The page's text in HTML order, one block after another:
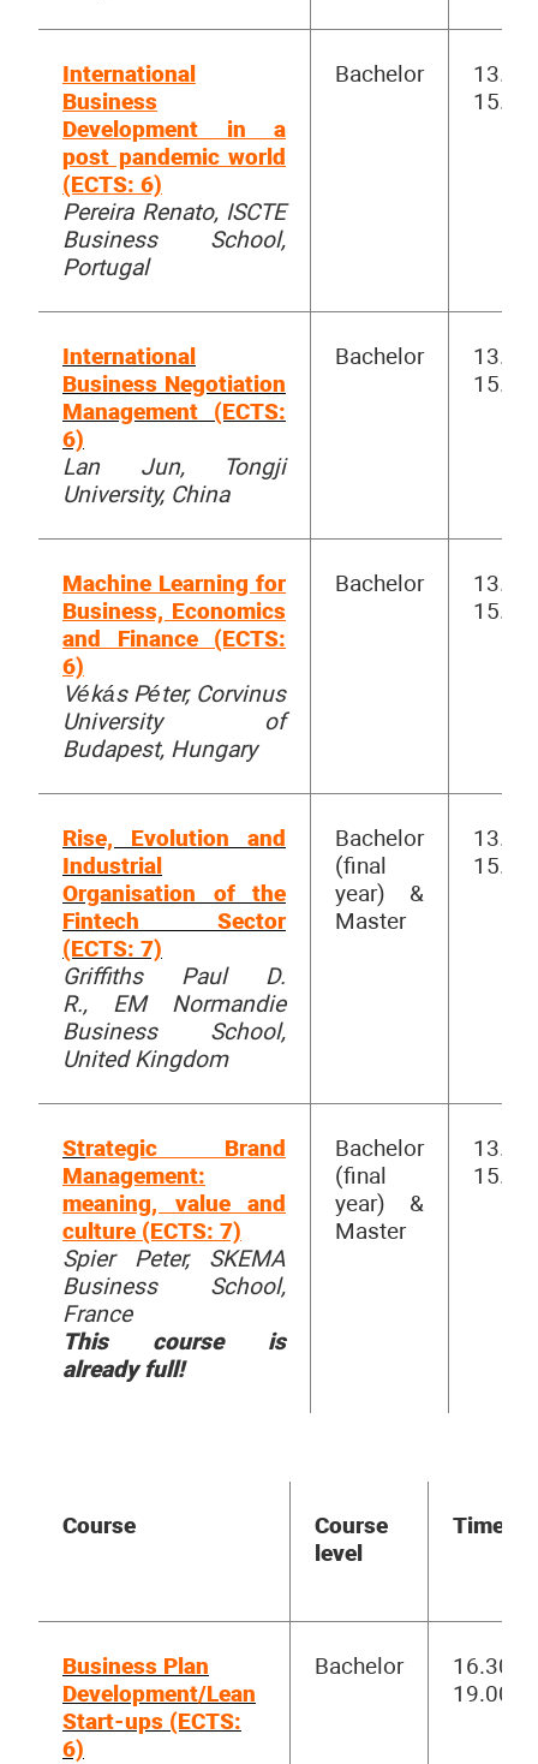
International
Business
Development in a
post pandemic world
(ECTS: 6)
Pereira Renato, ISCTE
Business School,
Portugal
Bachelor
13.00-
15.30
International
Business Negotiation
Management (ECTS:
6)
Lan Jun, Tongji
University, China
Bachelor
13.00-
15.30
Machine Learning for
Business, Economics
and Finance (ECTS:
6)
Vékás Péter, Corvinus
University of
Budapest, Hungary
Bachelor
13.00-
15.30
Rise, Evolution and
Industrial
Organisation of the
Fintech Sector
(ECTS: 7)
Griffiths Paul D.
R., EM Normandie
Business School,
United Kingdom
Bachelor
(final
year) &
Master
13.00-
15.30
Strategic Brand
Management:
meaning, value and
culture (ECTS: 7)
Spier Peter, SKEMA
Business School,
France
This course is
already full!
Bachelor
(final
year) &
Master
13.00-
15.30
Course
Course
level
Time
Business Plan
Development/Lean
Start-ups (ECTS:
6)
Bachelor
16.30-
19.00